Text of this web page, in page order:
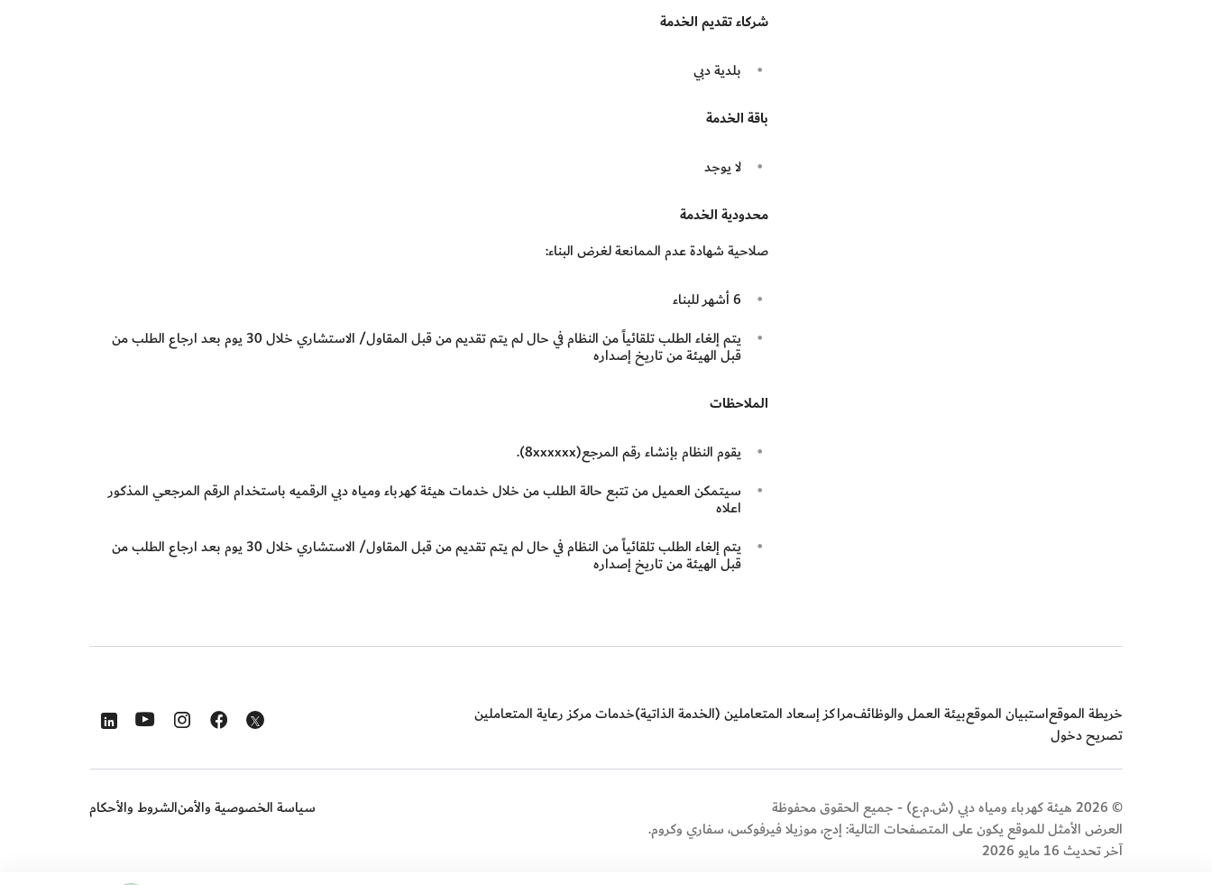
شركاء تقديم الخدمة
بلدية دبي
باقة الخدمة
لا يوجد
محدودية الخدمة
صلاحية شهادة عدم الممانعة لغرض البناء:
6 أشهر للبناء
يتم إلغاء الطلب تلقائياً من النظام في حال لم يتم تقديم من قبل المقاول/ الاستشاري خلال 30 يوم بعد ارجاع الطلب من
قبل الهيئة من تاريخ إصداره
الملاحظات
يقوم النظام بإنشاء رقم المرجع(8xxxxxx).
سيتمكن العميل من تتبع حالة الطلب من خلال خدمات هيئة كهرباء ومياه دبي الرقميه باستخدام الرقم المرجعي المذكور
اعلاه
يتم إلغاء الطلب تلقائياً من النظام في حال لم يتم تقديم من قبل المقاول/ الاستشاري خلال 30 يوم بعد ارجاع الطلب من
قبل الهيئة من تاريخ إصداره
خريطة الموقعاستبيان الموقعبيئة العمل والوظائفمراكز إسعاد المتعاملين (الخدمة الذاتية)خدمات مركز رعاية المتعاملين
تصريح دخول
Opens in a new window
Opens in a new window
Opens in a new window
Opens in a new window
in a new window
© 2026 هيئة كهرباء ومياه دبي (ش.م.ع) - جميع الحقوق محفوظة
العرض الأمثل للموقع يكون على المتصفحات التالية: إدج، موزيلا فيرفوكس، سفاري وكروم.
آخر تحديث 16 مايو 2026
سياسة الخصوصية والأمنالشروط والأحكام